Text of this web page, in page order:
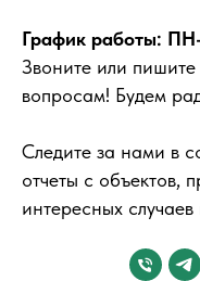
График работы:
Звоните или
вопросам! Будем
Следите за нами в
отчеты с объектов,
интересных